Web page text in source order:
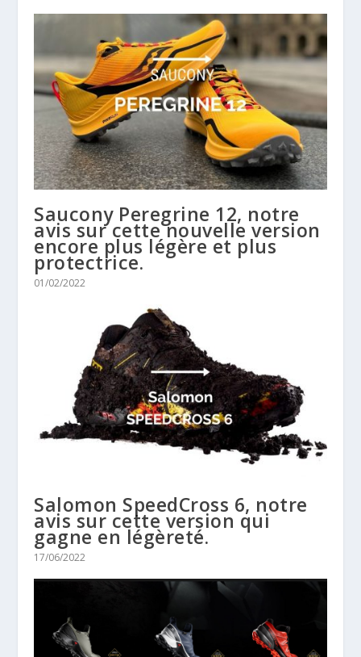
Saucony Peregrine 12, notre
avis sur cette nouvelle version
encore plus légère et plus
protectrice.
01/02/2022
Salomon SpeedCross 6, notre
avis sur cette version qui
gagne en légèreté.
17/06/2022